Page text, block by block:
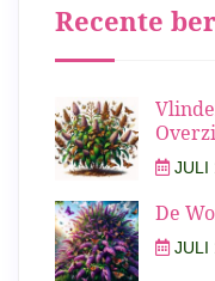
Recente
JULI
De
JULI